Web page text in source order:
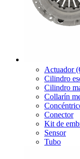
Actuador
Cilindro
Cilindro
Collarín
Conector
Kit de
Sensor
Tubo